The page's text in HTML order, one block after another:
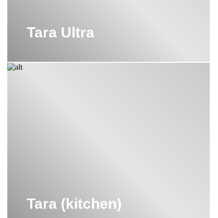
Tara Ultra
Tara (kitchen)